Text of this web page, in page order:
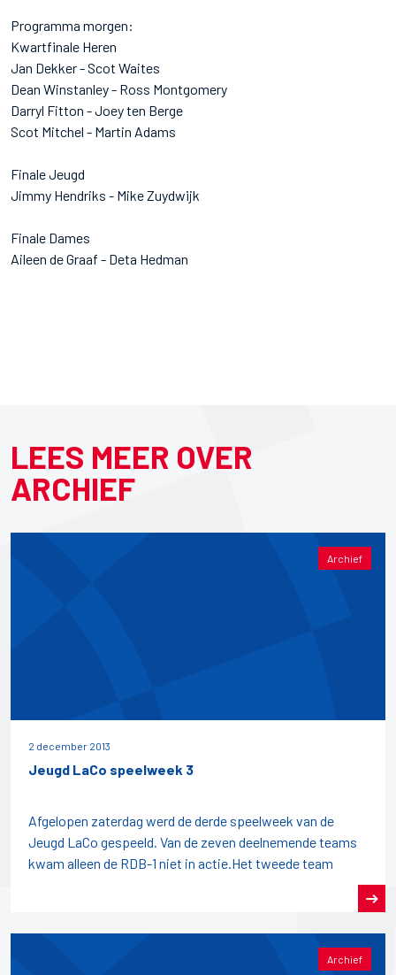
Programma morgen:
Kwartfinale Heren
Jan Dekker - Scot Waites
Dean Winstanley - Ross Montgomery
Darryl Fitton - Joey ten Berge
Scot Mitchel - Martin Adams
Finale Jeugd
Jimmy Hendriks - Mike Zuydwijk
Finale Dames
Aileen de Graaf - Deta Hedman
LEES MEER OVER
ARCHIEF
Archief
2 december 2013
Jeugd LaCo speelweek 3
Afgelopen zaterdag werd de derde speelweek van de
Jeugd LaCo gespeeld. Van de zeven deelnemende teams
kwam alleen de RDB-1 niet in actie.Het tweede team
Archief